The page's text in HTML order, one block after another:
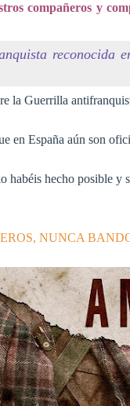
compañeros y
reconocida
la Guerrilla
en España aún son
habéis hecho posible y
NUNCA